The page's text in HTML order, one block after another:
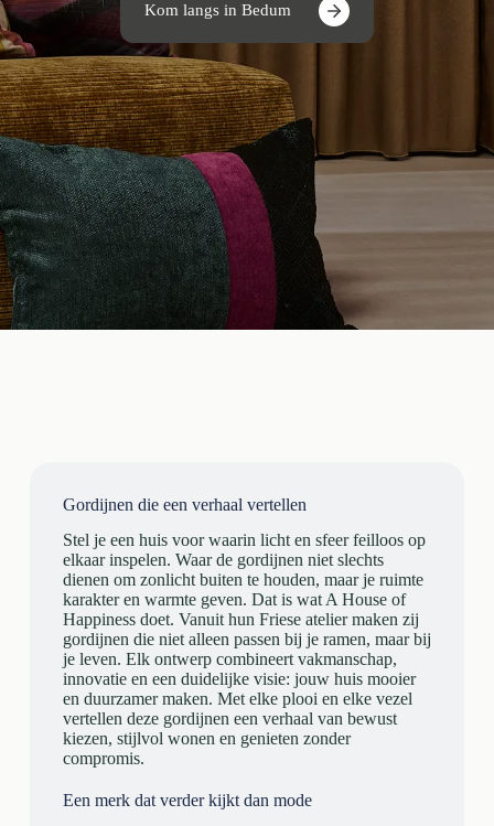
Kom langs in Bedum
Gordijnen die een verhaal vertellen
Stel je een huis voor waarin licht en sfeer feilloos op
elkaar inspelen. Waar de gordijnen niet slechts
dienen om zonlicht buiten te houden, maar je ruimte
karakter en warmte geven. Dat is wat A House of
Happiness doet. Vanuit hun Friese atelier maken zij
gordijnen die niet alleen passen bij je ramen, maar bij
je leven. Elk ontwerp combineert vakmanschap,
innovatie en een duidelijke visie: jouw huis mooier
en duurzamer maken. Met elke plooi en elke vezel
vertellen deze gordijnen een verhaal van bewust
kiezen, stijlvol wonen en genieten zonder
compromis.
Een merk dat verder kijkt dan mode